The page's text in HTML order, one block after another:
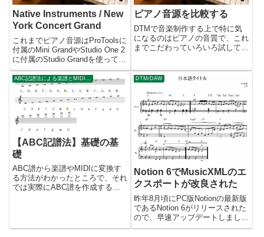
Native Instruments / New
York Concert Grand
これまでピアノ音源はProToolsに
付属のMini GrandやStudio One 2
に付属のStudio Grandを使ってき
ましたが、初めてNative
InstrumentsのNew York Concert
GrandというVS...
ピアノ音源を比較する
DTMで音楽制作する上で特に気
になるのはピアノの音質で、これ
までこだわっていろいろ試してき
る傾向にありますが、必ずしもそ
うとは言い切れません。音楽スタ
イルに合わせて向き不向きもあ
る...
【ABC記譜法】基礎の基
礎
ABC譜から楽譜やMIDIに変換す
る方法がわかったところで、それ
では実際にABC譜を作成する要
DTM/DAW
Notion 6でMusicXMLのエ
クスポートが改良された
昨年8月頃にPC版Notionの最新版
であるNotion 6がリリースされた
ので、早速アップデートしまし
た。何と半年も放置して今頃にな